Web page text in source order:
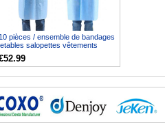
10 pièces / ensemble de bandages
salopettes vêtements
chirurgicaux vête...